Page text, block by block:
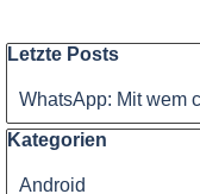
Block überspringen Letzte
Letzte Posts
WhatsApp: Mit wem
Block überspringen
Kategorien
Android